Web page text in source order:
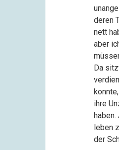
deren
nett
aber
Da
ihre
leben
der